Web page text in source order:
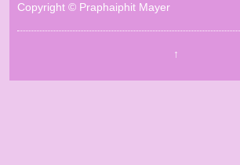
Copyright © Praphaiphit Mayer
↑